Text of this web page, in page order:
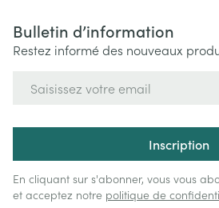
Bulletin d’information
Restez informé des nouveaux
Inscription
En cliquant sur s'abonner, vous vous
et acceptez notre politique de